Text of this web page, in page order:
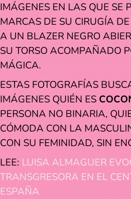
IMÁGENES EN LAS QUE SE
MARCAS DE SU CIRUGÍA
A UN BLAZER NEGRO
SU TORSO ACOMPAÑADO
MÁGICA.
ESTAS FOTOGRAFÍAS
IMÁGENES QUIÉN ES
PERSONA NO BINARIA,
CÓMODA CON LA
CON SU FEMINIDAD, SIN
LEE: LUISA ALMAGUER
TRANSGRESORA EN EL
ESPAÑA